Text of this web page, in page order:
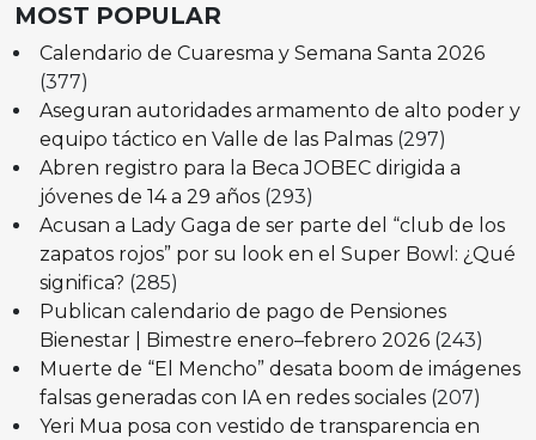
MOST POPULAR
Calendario de Cuaresma y Semana Santa 2026
(377)
Aseguran autoridades armamento de alto poder y
equipo táctico en Valle de las Palmas (297)
Abren registro para la Beca JOBEC dirigida a
jóvenes de 14 a 29 años (293)
Acusan a Lady Gaga de ser parte del “club de los
zapatos rojos” por su look en el Super Bowl: ¿Qué
significa? (285)
Publican calendario de pago de Pensiones
Bienestar | Bimestre enero–febrero 2026 (243)
Muerte de “El Mencho” desata boom de imágenes
falsas generadas con IA en redes sociales (207)
Yeri Mua posa con vestido de transparencia en